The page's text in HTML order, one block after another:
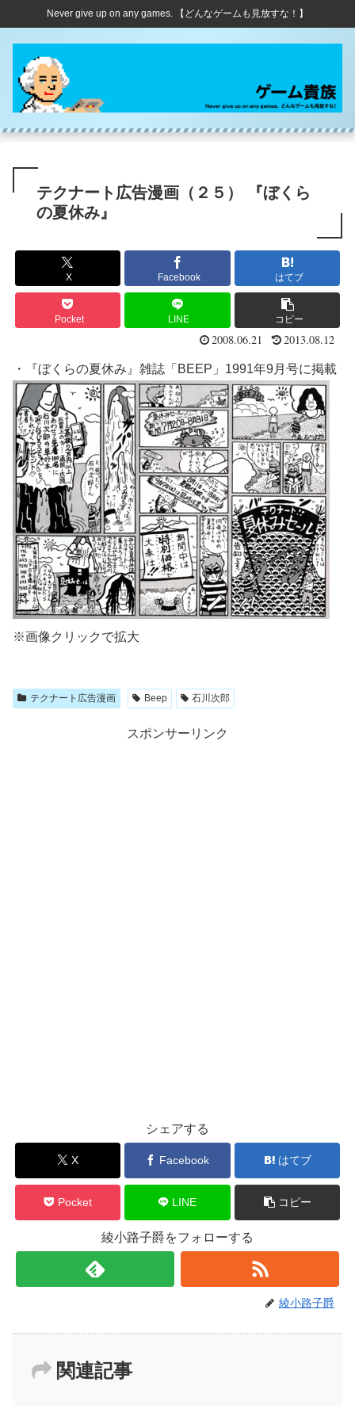
Never give up on any games. 【どんなゲームも見放すな！】
テクナート広告漫画（２５） 『ぼくら
の夏休み』
X Facebook はてブ
Pocket LINE コピー
2008.06.21 2013.08.12
・『ぼくらの夏休み』雑誌「BEEP」1991年9月号に掲載
※画像クリックで拡大
テクナート広告漫画 Beep 石川次郎
スポンサーリンク
シェアする
X Facebook はてブ
Pocket LINE コピー
綾小路子爵をフォローする
綾小路子爵
関連記事